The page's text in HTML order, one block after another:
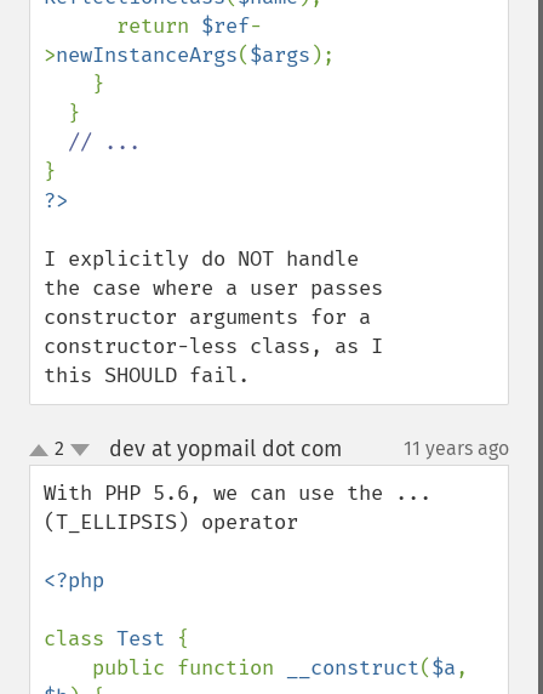
      return
$ref-
>newInstanceArgs($args );
I explicitly do NOT handle
the case where a user passes
constructor arguments for a
constructor-less class, as I
this SHOULD fail.
up
down
2 dev at yopmail dot com 11 years ago
With PHP 5.6, we can use the ...
(T_ELLIPSIS) operator
<?php
class Test {
    public function
__construct($a